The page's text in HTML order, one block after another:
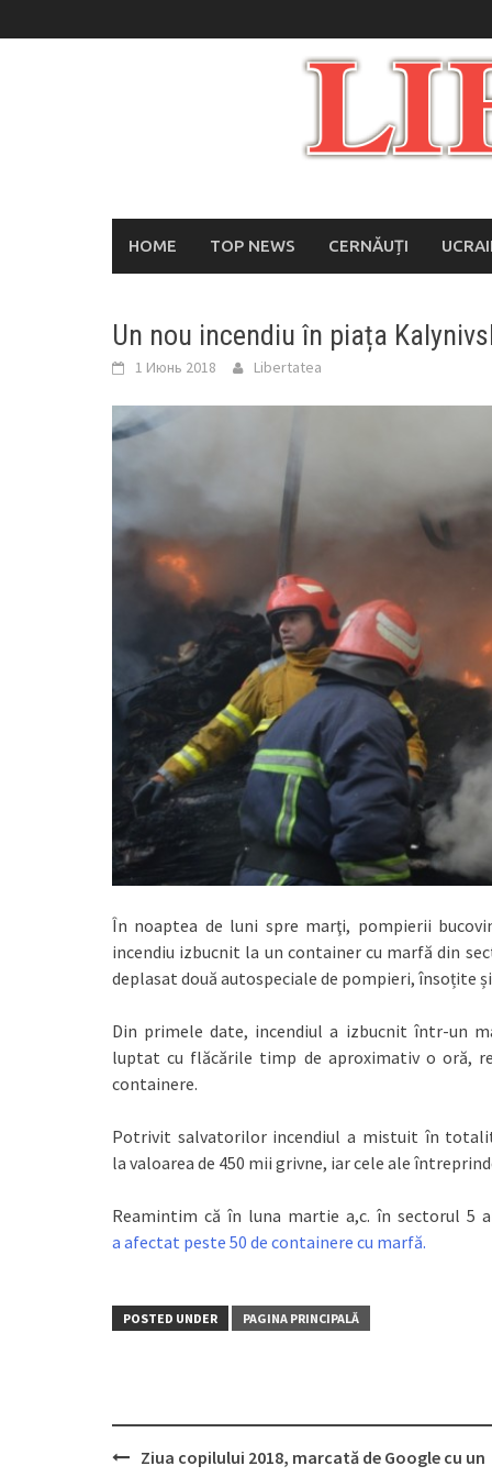
to
HOME TOP NEWS CERNĂUȚI
Un nou incendiu în piața
1 Июнь 2018 Libertatea
În noaptea de luni spre marţi, pompierii
incendiu izbucnit la un container cu marfă din
deplasat două autospeciale de pompieri, însoțite
Din primele date, incendiul a izbucnit într-un
luptat cu flăcările timp de aproximativ o oră,
containere.
Potrivit salvatorilor incendiul a mistuit în
la valoarea de 450 mii grivne, iar cele ale
Reamintim că în luna martie a,c. în sectorul 5
a afectat peste 50 de containere cu marfă.
POSTED UNDER PAGINA PRINCIPALĂ
Ziua copilului 2018, marcată de Google cu un